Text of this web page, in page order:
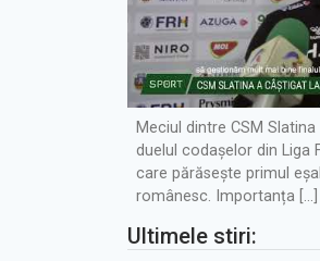
Meciul dintre CSM
duelul codașelor din Liga
care părăsește primul
românesc. Importanța […]
Ultimele stiri: